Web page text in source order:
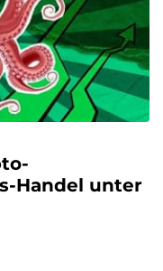
Handel unter